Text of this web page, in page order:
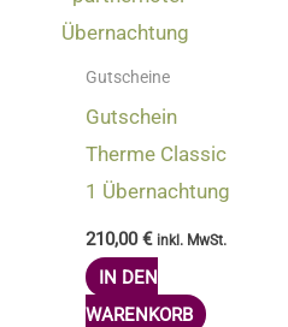
Gutscheine
Gutschein
Therme Classic
1 Übernachtung
210,00€ inkl. MwSt.
IN DEN
WARENKORB